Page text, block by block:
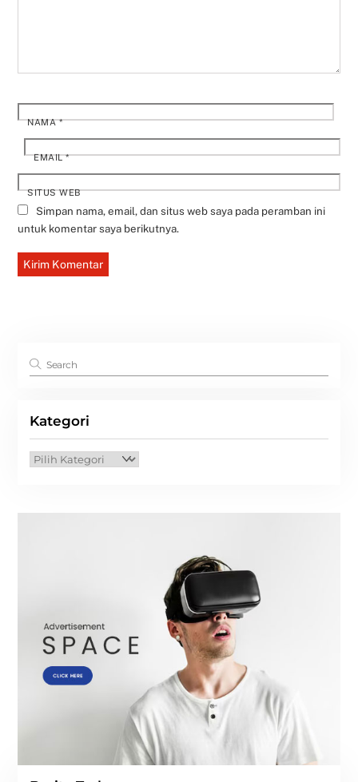
NAMA*
EMAIL*
SITUS WEB
Simpan nama, email, dan situs web saya pada peramban ini
untuk komentar saya berikutnya.
Kategori
Kategori